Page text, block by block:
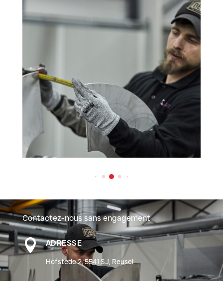
Contactez-nous sans engagement
 ADRESSE
Hofstede 2, 5541 SJ, Reusel